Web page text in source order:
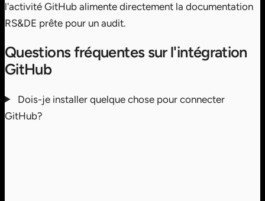
l'activité GitHub alimente directement la documentation
RS&DE prête pour un audit.
Questions fréquentes sur l'intégration
GitHub
Dois-je installer quelque chose pour connecter
GitHub?